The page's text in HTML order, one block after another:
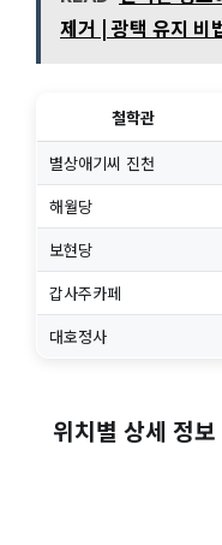
제거 | 광택 유지 비
철학관
별상애기씨 진천
해월당
보현당
갑사주카페
대호정사
위치별 상세 정보